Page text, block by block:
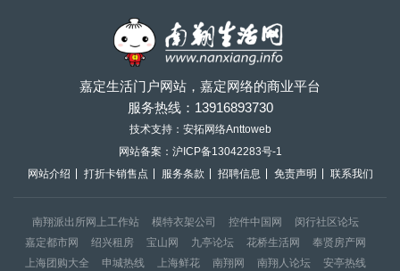
嘉定生活门户网站，嘉定网络的商业平台
服务热线： 13916893730
技术支持：安拓网络Anttoweb
网站备案： 沪ICP备13042283号-1
网站介绍
打折卡销售点 服务条款 招聘信息 免责声明 联系我们
南翔派出所网上工作站 模特衣架公司 控件中国网
闵行社区论坛
嘉定都市网
绍兴租房 宝山网 九亭论坛 花桥生活网
奉贤房产网
上海团购大全
申城热线 上海鲜花 南翔网 南翔人论坛 安亭热线